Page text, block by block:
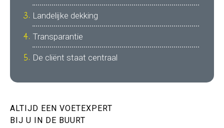
Landelijke dekking
Transparantie
De cliënt staat centraal
ALTIJD EEN VOETEXPERT
BIJ U IN DE BUURT